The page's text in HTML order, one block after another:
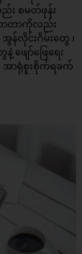
း စမတ်ဖုန်း
ာတာကိုလည်း
န်လိုင်းဂိမ်းတွေ ၊
ဖျော်ဖြေရေး
အာရုံစူးစိုက်ရခက်